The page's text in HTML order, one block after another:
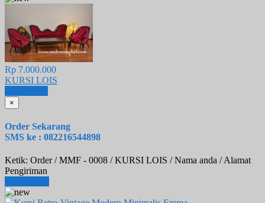
Rp 7.000.000
KURSI LOIS
×
Order Sekarang
SMS ke : 082216544898
Ketik: Order / MMF - 0008 / KURSI LOIS / Nama anda / Alamat
Pengiriman